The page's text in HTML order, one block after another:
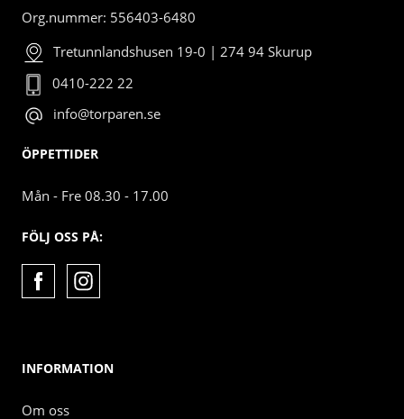
Org.nummer: 556403-6480
Tretunnlandshusen 19-0 | 274 94 Skurup
0410-222 22
info@torparen.se
ÖPPETTIDER
Mån - Fre 08.30 - 17.00
FÖLJ OSS PÅ:
INFORMATION
Om oss